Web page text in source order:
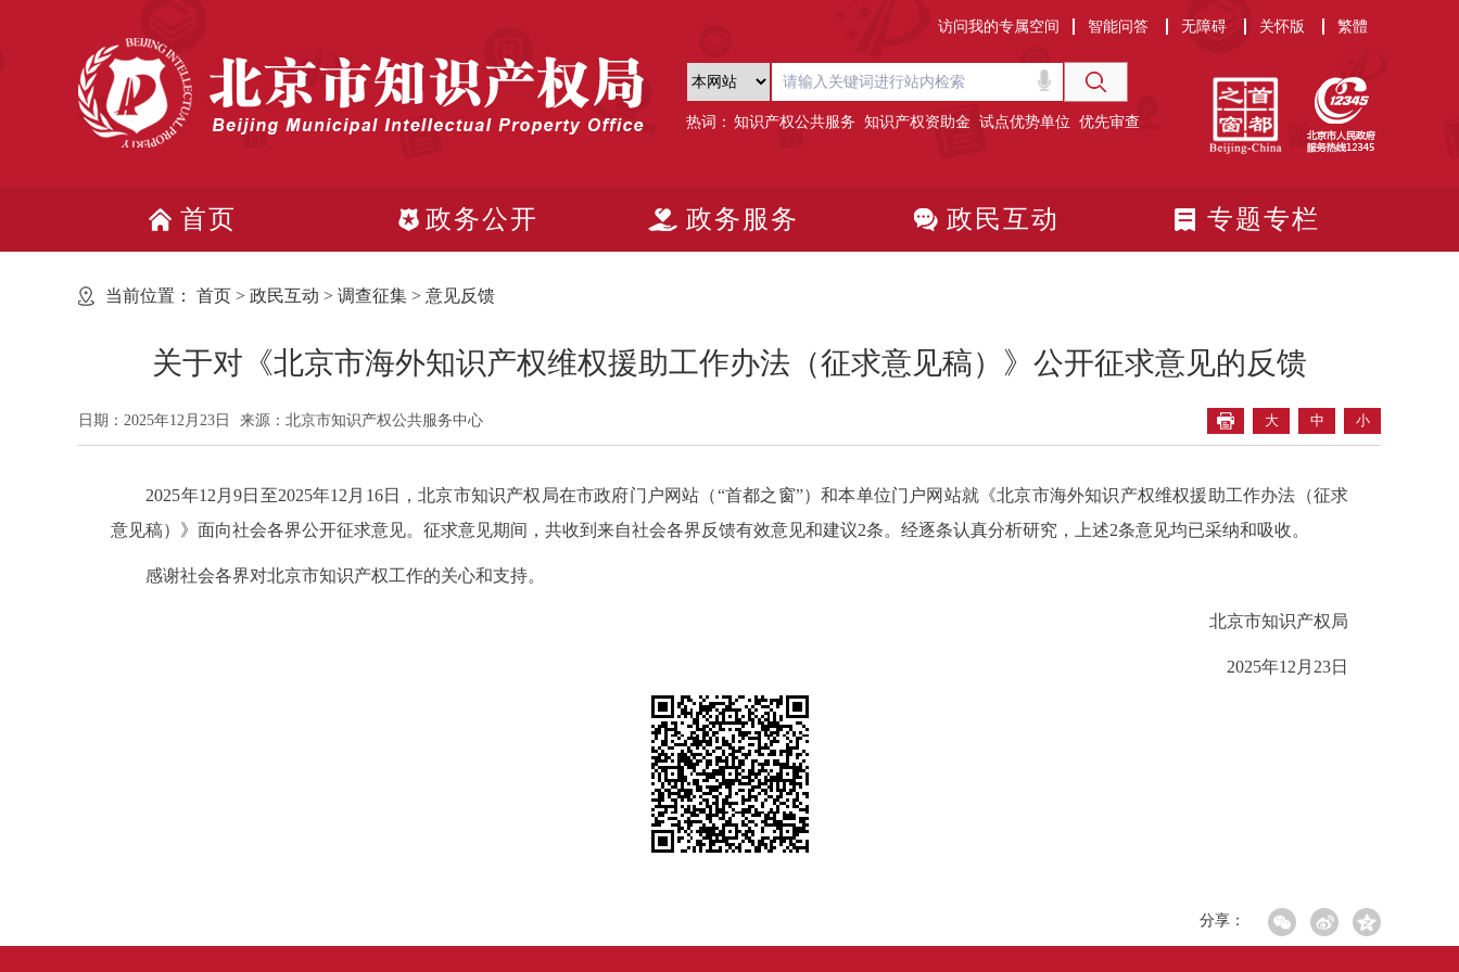
访问我的专属空间 智能问答 无障碍 关怀版 繁體
热词： 知识产权公共服务 知识产权资助金 试点优势单位 优先审查
首页 政务公开 政务服务 政民互动 专题专栏
当前位置： 首页 > 政民互动 > 调查征集 > 意见反馈
关于对《北京市海外知识产权维权援助工作办法（征求意见稿）》公开征求意见的反馈
日期：2025年12月23日 来源：北京市知识产权公共服务中心 大 中 小
2025年12月9日至2025年12月16日 ，北京市知识产权局在市政府门户网站（“首都之窗”）和本单位门户网站就《北京市海外知识产权维权援助工作办法（征求
意见稿）》面向社会各界公开征求意见。征求意见期间，共收到来自社会各界反馈有效意见和建议2条。经逐条认真分析研究， 上述2条意见均已采纳和吸收。
感谢社会各界对北京市知识产权工作的关心和支持。
北京市知识产权局
2025年12 月 23日
分享：